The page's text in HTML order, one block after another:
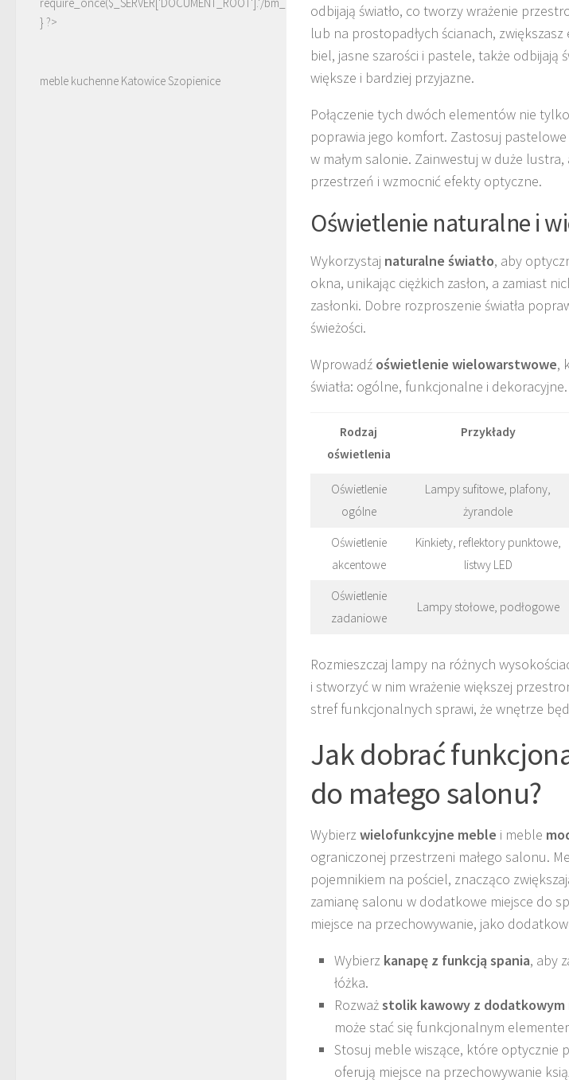
odbijają światło, co tworzy wrażenie
lub na prostopadłych ścianach,
biel, jasne szarości i pastele, także odbijają
większe i bardziej przyjazne.
Połączenie tych dwóch elementów nie
poprawia jego komfort. Zastosuj
w małym salonie. Zainwestuj w duże
przestrzeń i wzmocnić efekty optyczne.
Oświetlenie naturalne i
Wykorzystaj naturalne światło, aby
okna, unikając ciężkich zasłon, a zamiast
zasłonki. Dobre rozproszenie światła
świeżości.
Wprowadź oświetlenie wielowarstwowe,
światła: ogólne, funkcjonalne i
Rodzaj
oświetlenia
Przykłady
Oświetlenie
ogólne
Lampy sufitowe, plafony,
żyrandole
Oświetlenie
akcentowe
Kinkiety, reflektory punktowe,
listwy LED
Oświetlenie
zadaniowe
Lampy stołowe, podłogowe
Rozmieszczaj lampy na różnych
i stworzyć w nim wrażenie większej
stref funkcjonalnych sprawi, że wnętrze
Jak dobrać
do małego salonu?
Wybierz wielofunkcyjne meble i meble
ograniczonej przestrzeni małego salonu.
pojemnikiem na pościel, znacząco
zamianę salonu w dodatkowe miejsce do
miejsce na przechowywanie, jako
Wybierz kanapę z funkcją spania, aby
łóżka.
Rozważstolik kawowy z dodatkowym
może stać się funkcjonalnym
Stosuj meble wiszące, które optycznie
oferują miejsce na przechowywanie
} ?>
meble kuchenne Katowice Szopienice